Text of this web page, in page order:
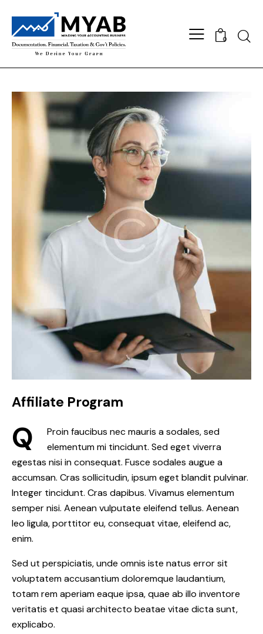
0
Affiliate Program
Q
Proin faucibus nec mauris a sodales, sed
elementum mi tincidunt. Sed eget viverra
egestas nisi in consequat. Fusce sodales augue a
accumsan. Cras sollicitudin, ipsum eget blandit pulvinar.
Integer tincidunt. Cras dapibus. Vivamus elementum
semper nisi. Aenean vulputate eleifend tellus. Aenean
leo ligula, porttitor eu, consequat vitae, eleifend ac,
enim.
Sed ut perspiciatis, unde omnis iste natus error sit
voluptatem accusantium doloremque laudantium,
totam rem aperiam eaque ipsa, quae ab illo inventore
veritatis et quasi architecto beatae vitae dicta sunt,
explicabo.